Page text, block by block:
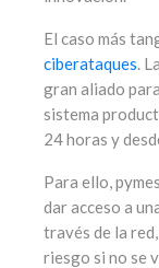
El caso más
ciberataques.
gran aliado
sistema
24 horas y
Para ello,
dar acceso a
través de la
riesgo si no se